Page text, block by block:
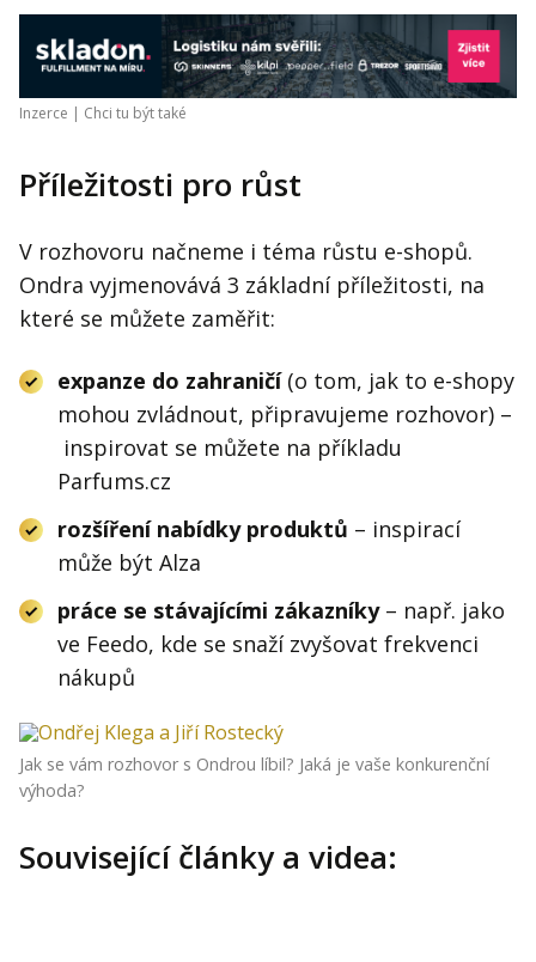
Inzerce | Chci tu být také
Příležitosti pro růst
V rozhovoru načneme i téma růstu e-shopů.
Ondra vyjmenovává 3 základní příležitosti, na
které se můžete zaměřit:
expanze do zahraničí(o tom, jak to e-shopy
mohou zvládnout, připravujeme rozhovor) –
inspirovat se můžete na příkladu
Parfums.cz
rozšíření nabídky produktů – inspirací
může být Alza
práce se stávajícími zákazníky– např. jako
ve Feedo, kde se snaží zvyšovat frekvenci
nákupů
Jak se vám rozhovor s Ondrou líbil? Jaká je vaše konkurenční
výhoda?
Související články a videa: